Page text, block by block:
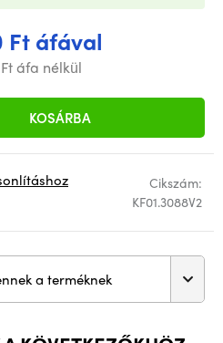
Ft áfával
áfa nélkül
KOSÁRBA
Cikszám:
KF01.3088V2
a terméknek